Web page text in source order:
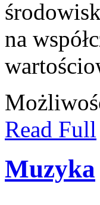
na
Read Full
Muzyka